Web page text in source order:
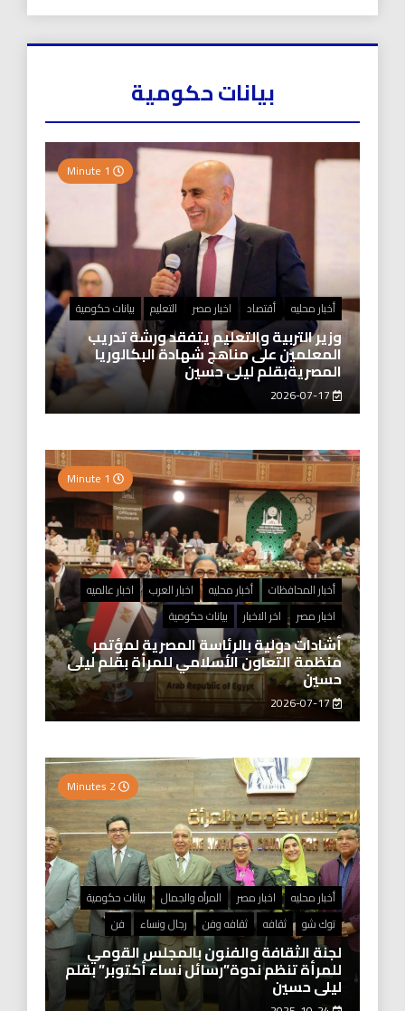
بيانات حكومية
أخبار محليه أقتصاد اخبار مصر التعليم بيانات حكومية
وزير التربية والتعليم يتفقد ورشة تدريب
المعلمين على مناهج شهادة البكالوريا
المصريةبقلم ليلى حسين
2026-07-17
أخبار المحافظات أخبار محليه اخبار العرب
اخبار عالميه
اخبار مصر
اخر الاخبار بيانات حكومية
أشادات دولية بالرئاسة المصرية لمؤتمر
منظمة التعاون الأسلامي للمرأة بقلم ليلى
حسين
2026-07-17
أخبار محليه اخبار مصر المرأه والجمال
بيانات حكومية
توك شو
ثقافه ثقافه وفن رجال ونساء فن
لجنة الثقافة والفنون بالمجلس القومي
للمرأة تنظم ندوة”رسائل نساء أكتوبر” بقلم
ليلى حسين